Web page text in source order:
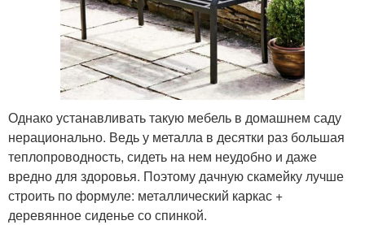
Однако устанавливать такую мебель в домашнем саду
нерационально. Ведь у металла в десятки раз большая
теплопроводность, сидеть на нем неудобно и даже
вредно для здоровья. Поэтому дачную скамейку лучше
строить по формуле: металлический каркас +
деревянное сиденье со спинкой.